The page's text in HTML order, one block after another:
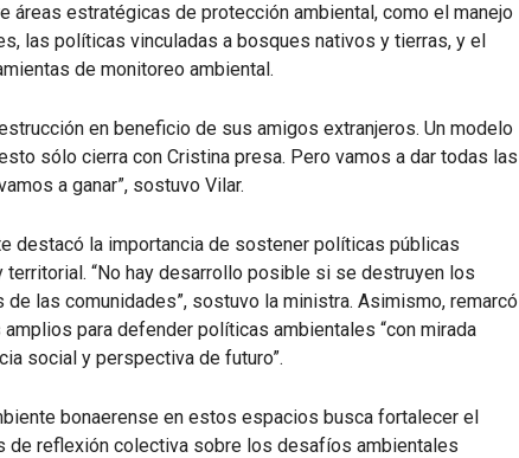
áreas estratégicas de protección ambiental, como el manejo
las políticas vinculadas a bosques nativos y tierras, y el
de monitoreo ambiental.
en beneficio de sus amigos extranjeros. Un modelo
sólo cierra con Cristina presa. Pero vamos a dar todas las
a ganar”, sostuvo Vilar.
destacó la importancia de sostener políticas públicas
“No hay desarrollo posible si se destruyen los
las comunidades”, sostuvo la ministra. Asimismo, remarcó
para defender políticas ambientales “con mirada
social y perspectiva de futuro”.
bonaerense en estos espacios busca fortalecer el
de reflexión colectiva sobre los desafíos ambientales